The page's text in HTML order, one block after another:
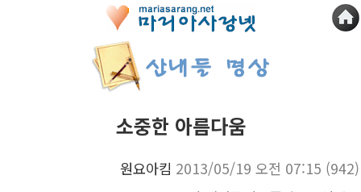
소중한 아름다움
원요아킴 2013/05/19 오전 07:15 (942)